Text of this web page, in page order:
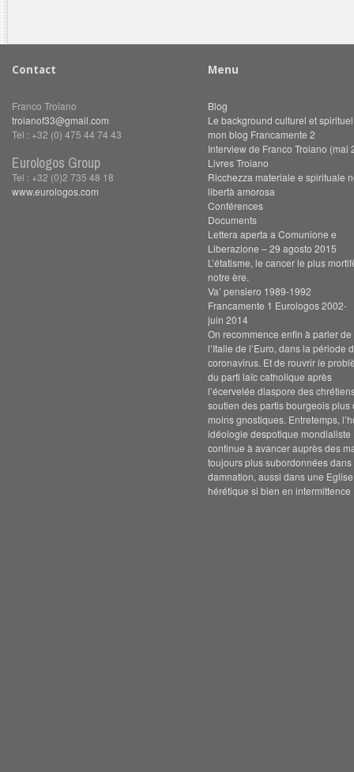
Contact
Franco Troiano
troianof33@gmail.com
Tel : +32 (0) 475 44 74 43
Eurologos Group
Tel : +32 (0)2 735 48 18
www.eurologos.com
Menu
Blog
Le background culturel et
mon blog Francamente 2
Interview de Franco Troiano (mai
Livres Troiano
Ricchezza materiale e spirituale
libertà amorosa
Conférences
Documents
Lettera aperta a Comunione e
Liberazione – 29 agosto 2015
L’étatisme, le cancer le plus
notre ère.
Va’ pensiero 1989-1992
Francamente 1 Eurologos 2002-
juin 2014
On recommence enfin à parler de
l’Italie de l’Euro, dans la période
coronavirus. Et de rouvrir le
du parti laïc catholique après
l’écervelée diaspore des
soutien des partis bourgeois plus
moins gnostiques. Entretemps,
idéologie despotique mondialiste
continue à avancer auprès des
toujours plus subordonnées dans
damnation, aussi dans une Eglise
hérétique si bien en intermittence